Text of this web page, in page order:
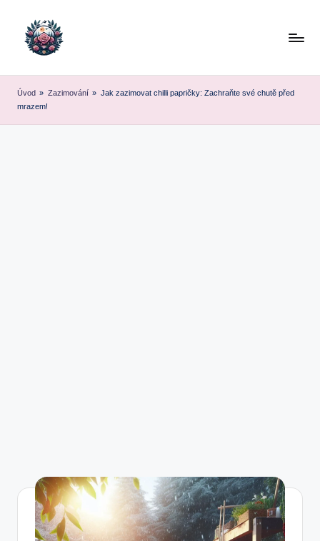
Úvod » Zazimování » Jak zazimovat chilli papričky: Zachraňte své chutě před
mrazem!